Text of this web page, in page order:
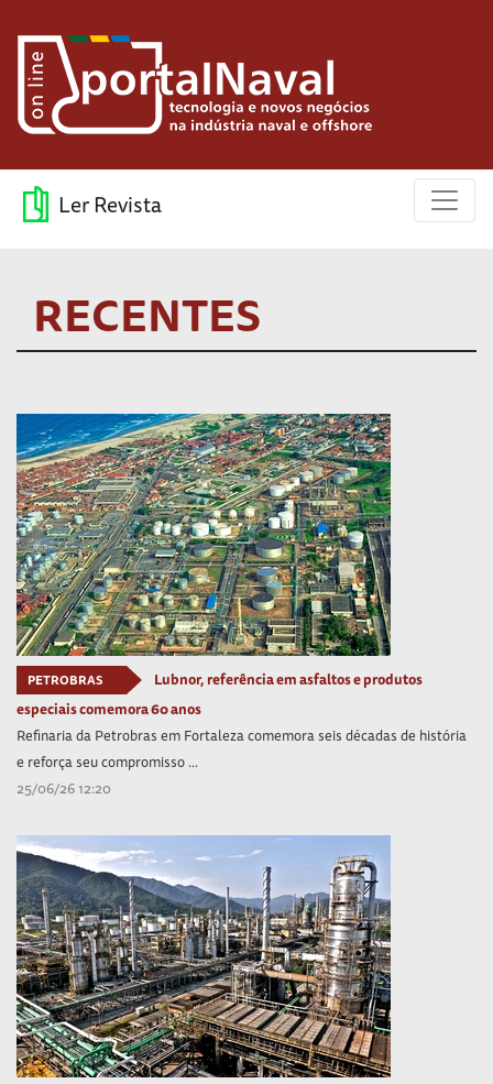
Ler Revista
RECENTES
PETROBRAS
Lubnor, referência em asfaltos e produtos
especiais comemora 60 anos
Refinaria da Petrobras em Fortaleza comemora seis décadas de história
e reforça seu compromisso ...
25/06/26 12:20